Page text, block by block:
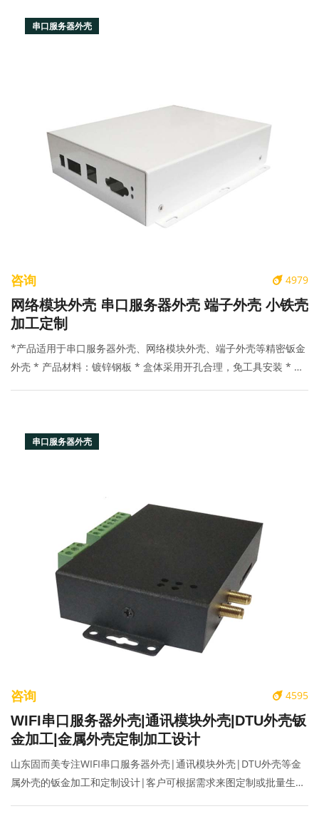
串口服务器外壳
4979
咨询
网络模块外壳 串口服务器外壳 端子外壳 小铁壳
加工定制
*产品适用于串口服务器外壳、网络模块外壳、端子外壳等精密钣金
外壳 * 产品材料：镀锌钢板 * 盒体采用开孔合理，免工具安装 * 表
串口服务器外壳
4595
咨询
WIFI串口服务器外壳|通讯模块外壳|DTU外壳钣
金加工|金属外壳定制加工设计
山东固而美专注WIFI串口服务器外壳|通讯模块外壳|DTU外壳等金
属外壳的钣金加工和定制设计|客户可根据需求来图定制或批量生